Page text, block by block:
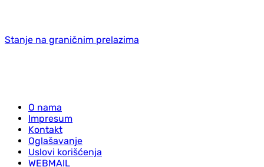
Stanje na graničnim prelazima
O nama
Impresum
Kontakt
Oglašavanje
Uslovi korišćenja
WEBMAIL